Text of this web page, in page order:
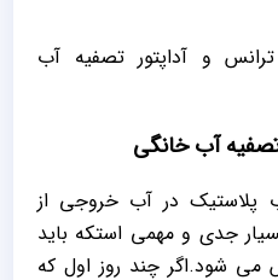
و آداپتور تصفیه آب
آب خانگی
پلاستیک در آب خروجی از
جدی و مهمی استکه باید
شود.اگر چند روز اول که